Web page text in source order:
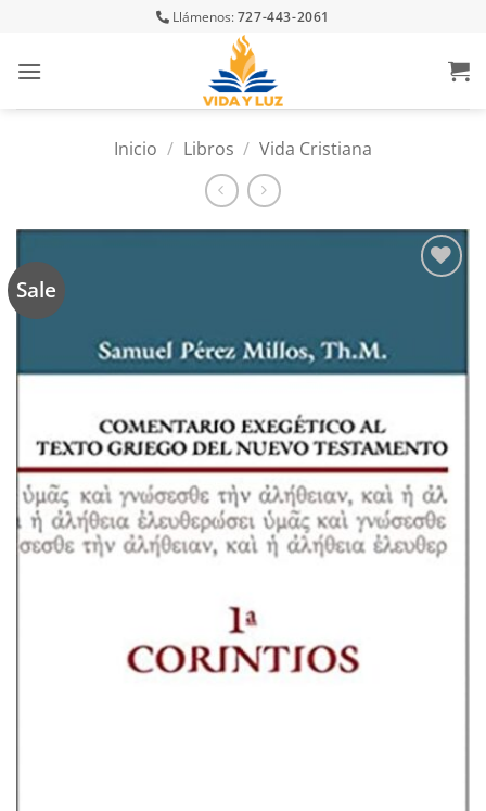
content
Llámenos:727-443-2061
Inicio / Libros / Vida Cristiana
Sale
deseos